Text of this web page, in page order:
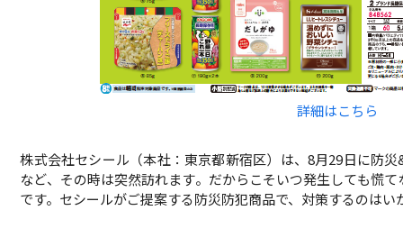
詳細はこちら
株式会社セシール（本社：東京都新宿区）は、8月29日に防
など、その時は突然訪れます。だからこそいつ発生しても慌
です。セシールがご提案する防災防犯商品で、対策するのはい